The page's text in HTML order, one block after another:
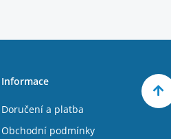
Informace
Doručení a platba
Obchodní podmínky